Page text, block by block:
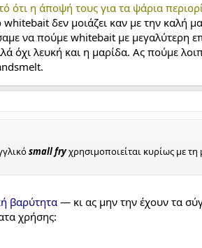
ότι η άποψή τους για τα ψάρια
whitebait δεν μοιάζει καν με την καλή
να πούμε whitebait με μεγαλύτερη
όχι λευκή και η μαρίδα. Ας πούμε
small fryχρησιμοποιείται κυρίως με τη
βαρύτητα— κι ας μην την έχουν τα
χρήσης: